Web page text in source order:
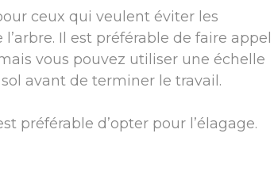
ceux qui veulent éviter les
Il est préférable de faire appel
vous pouvez utiliser une échelle
avant de terminer le travail.
préférable d’opter pour l’élagage.